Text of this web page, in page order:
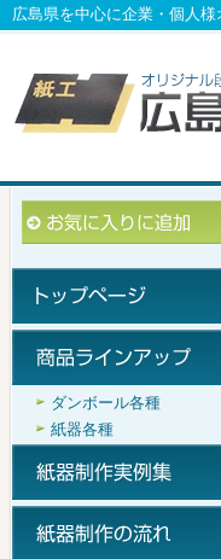
広島県を中心に企業・個人
ダンボール各種
紙器各種